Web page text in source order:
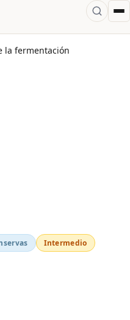
la fermentación
Intermedio